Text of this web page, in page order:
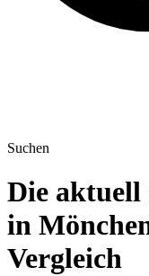
Suchen
Die aktuell
in
Vergleich